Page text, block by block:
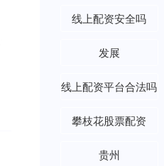
线上配资安全吗
发展
线上配资平台合法吗
攀枝花股票配资
贵州